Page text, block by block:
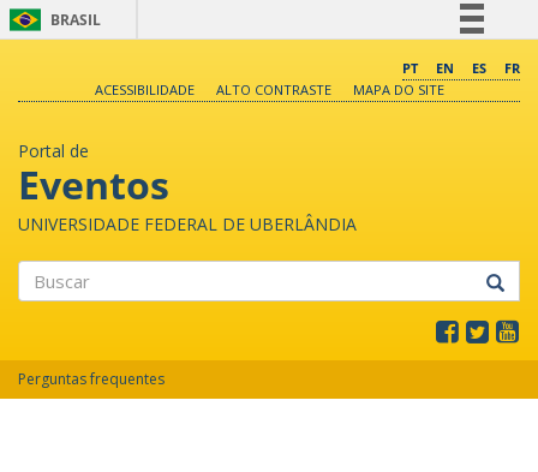
BRASIL
Comunica BR
PT EN ES
FR
ACESSIBILIDADE
ALTO CONTRASTE MAPA DO SITE
Portal de
Eventos
UNIVERSIDADE FEDERAL DE UBERLÂNDIA
Perguntas frequentes